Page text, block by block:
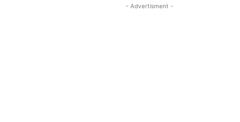
- Advertisment -